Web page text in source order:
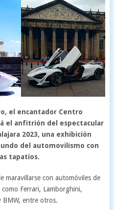
el encantador Centro
el anfitrión del espectacular
2023, una exhibición
del automovilismo con
tapatíos.
maravillarse con automóviles de
Ferrari, Lamborghini,
BMW, entre otros.